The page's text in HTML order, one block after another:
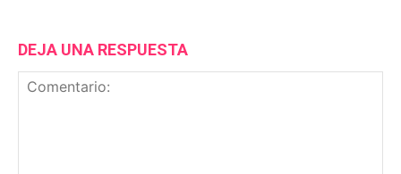
DEJA UNA RESPUESTA